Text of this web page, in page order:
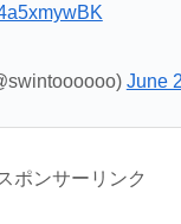
June
ポンサーリンク